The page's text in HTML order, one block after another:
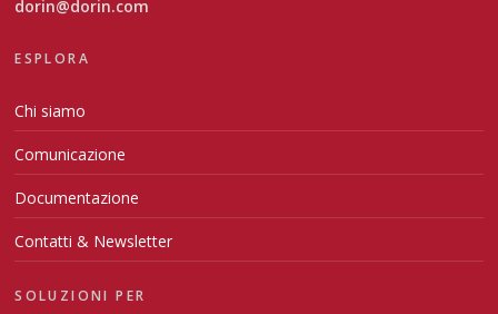
dorin@dorin.com
ESPLORA
Chi siamo
Comunicazione
Documentazione
Contatti & Newsletter
SOLUZIONI PER